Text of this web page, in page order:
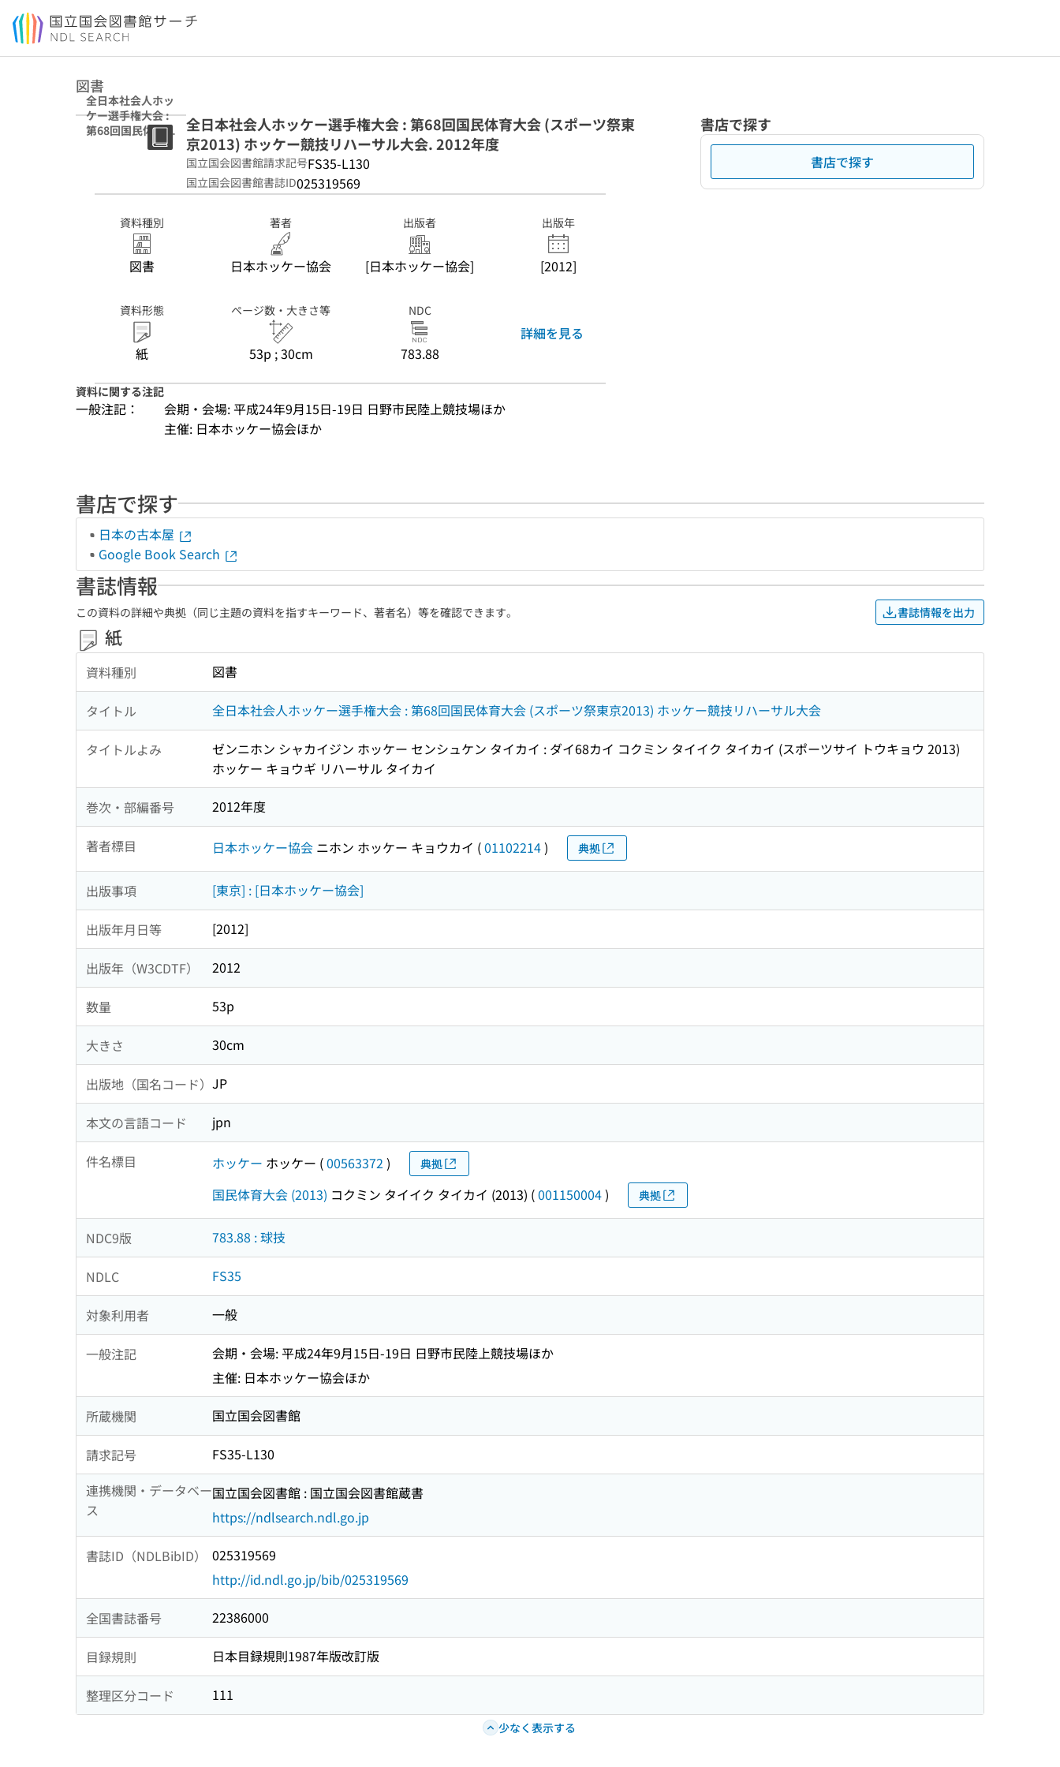
本文へ移動
図書
全日本社会人ホッ
ケー選手権大会 :
第68回国民体育大
会 (スポーツ祭東
会 2012年度
全日本社会人ホッケー選手権大会 : 第68回国民体育大会 (スポーツ祭東
京2013) ホッケー競技リハーサル大会. 2012年度
国立国会図書館請求記号FS35-L130
国立国会図書館書誌ID025319569
資料種別
図書
著者
日本ホッケー協会
出版者
[日本ホッケー協会]
出版年
[2012]
資料形態
紙
ページ数・大きさ等
53p ; 30cm
NDC
783.88
詳細を見る
資料に関する注記
一般注記：
会期・会場: 平成24年9月15日-19日 日野市民陸上競技場ほか
主催: 日本ホッケー協会ほか
書店で探す
書店で探す
書店で探す
日本の古本屋
Google Book Search
書誌情報
この資料の詳細や典拠（同じ主題の資料を指すキーワード、著者名）等を確認できます。 書誌情報を出力
紙
資料種別 図書
タイトル 全日本社会人ホッケー選手権大会 : 第68回国民体育大会 (スポーツ祭東京2013) ホッケー競技リハーサル大会
タイトルよみ
ゼンニホン シャカイジン ホッケー センシュケン タイカイ : ダイ68カイ コクミン タイイク タイカイ (スポーツサイ トウキョウ 2013)
ホッケー キョウギ リハーサル タイカイ
巻次・部編番号 2012年度
著者標目 日本ホッケー協会 ニホン ホッケー キョウカイ (01102214) 典拠
出版事項 [東京] : [日本ホッケー協会]
出版年月日等 [2012]
出版年（W3CDTF） 2012
数量 53p
大きさ 30cm
出版地（国名コード） JP
本文の言語コード jpn
件名標目 ホッケー ホッケー (00563372 ) 典拠
国民体育大会 (2013) コクミン タイイク タイカイ (2013) (001150004) 典拠
NDC9版 783.88 : 球技
NDLC FS35
対象利用者 一般
一般注記
会期・会場: 平成24年9月15日-19日 日野市民陸上競技場ほか
主催: 日本ホッケー協会ほか
所蔵機関 国立国会図書館
請求記号
FS35-L130
連携機関・データベー
ス
国立国会図書館 : 国立国会図書館蔵書
https://ndlsearch.ndl.go.jp
書誌ID（NDLBibID）
025319569
http://id.ndl.go.jp/bib/025319569
全国書誌番号 22386000
目録規則 日本目録規則1987年版改訂版
整理区分コード 111
少なく表示する